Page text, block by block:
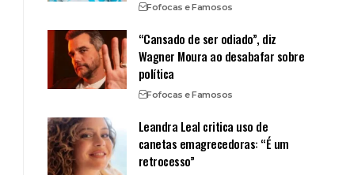
Fofocas e Famosos
“Cansado de ser odiado”, diz
Wagner Moura ao desabafar sobre
política
Fofocas e Famosos
Leandra Leal critica uso de
canetas emagrecedoras: “É um
retrocesso”